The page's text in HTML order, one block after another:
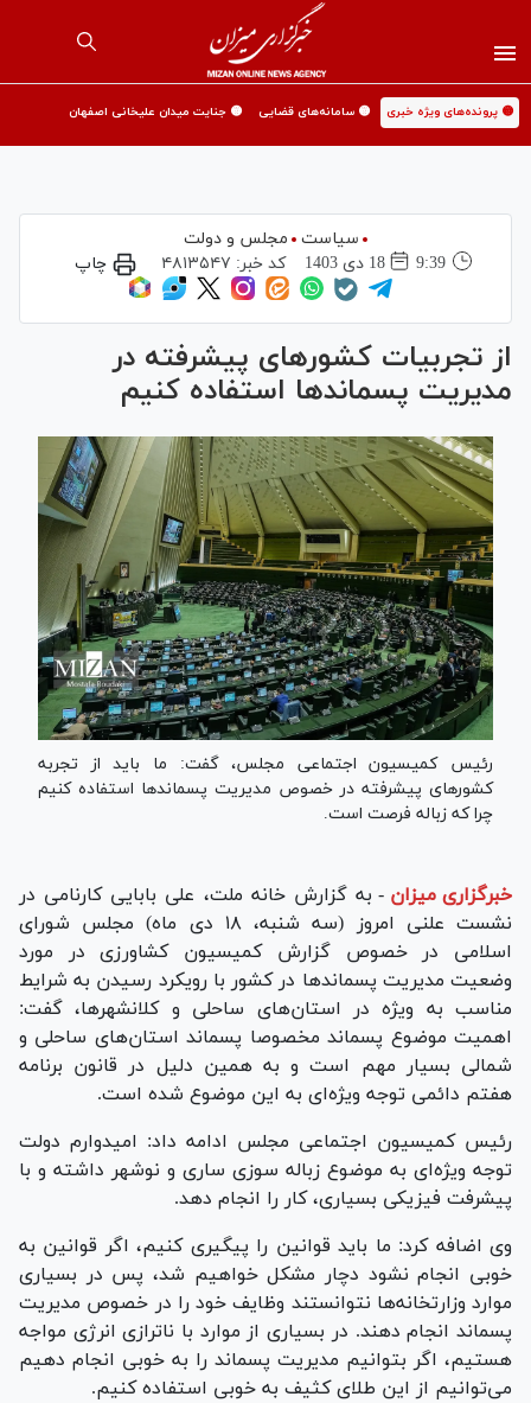
🟡 پرونده‌های ویژه خبری 🟡 سامانه‌های قضایی 🟡 جنایت میدان علیخانی اصفهان
سیاست
مجلس و دولت
9:39
18 دی 1403 کد خبر: ۴۸۱۳۵۴۷ چاپ
از تجربیات کشور‌های پیشرفته در
مدیریت پسماند‌ها استفاده کنیم
رئیس کمیسیون اجتماعی مجلس، گفت: ما باید از تجربه
کشور‌های پیشرفته در خصوص مدیریت پسماند‌ها استفاده کنیم
چرا که زباله فرصت است.
خبرگزاری میزان - به گزارش خانه ملت، علی بابایی کارنامی در
نشست علنی امروز (سه شنبه، ۱۸ دی ماه) مجلس شورای
اسلامی در خصوص گزارش کمیسیون کشاورزی در مورد
وضعیت مدیریت پسماند‌ها در کشور با رویکرد رسیدن به شرایط
مناسب به ویژه در استان‌های ساحلی و کلانشهرها، گفت:
اهمیت موضوع پسماند مخصوصا پسماند استان‌های ساحلی و
شمالی بسیار مهم است و به همین دلیل در قانون برنامه
هفتم دائمی توجه ویژه‌ای به این موضوع شده است.
رئیس کمیسیون اجتماعی مجلس ادامه داد: امیدوارم دولت
توجه ویژه‌ای به موضوع زباله سوزی ساری و نوشهر داشته و با
پیشرفت فیزیکی بسیاری، کار را انجام دهد.
وی اضافه کرد: ما باید قوانین را پیگیری کنیم، اگر قوانین به
خوبی انجام نشود دچار مشکل خواهیم شد، پس در بسیاری
موارد وزارتخانه‌ها نتوانستند وظایف خود را در خصوص مدیریت
پسماند انجام دهند. در بسیاری از موارد با ناترازی انرژی مواجه
هستیم، اگر بتوانیم مدیریت پسماند را به خوبی انجام دهیم
می‌توانیم از این طلای کثیف به خوبی استفاده کنیم.